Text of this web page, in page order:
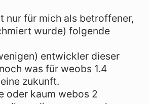
nur für mich als betroffener,
wurde) folgende
entwickler dieser
was für weobs 1.4
zukunft.
oder kaum webos 2